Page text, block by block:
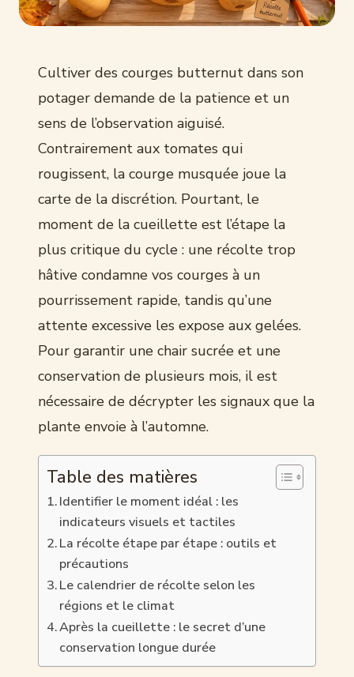
Cultiver des courges butternut dans son
potager demande de la patience et un
sens de l’observation aiguisé.
Contrairement aux tomates qui
rougissent, la courge musquée joue la
carte de la discrétion. Pourtant, le
moment de la cueillette est l’étape la
plus critique du cycle : une récolte trop
hâtive condamne vos courges à un
pourrissement rapide, tandis qu’une
attente excessive les expose aux gelées.
Pour garantir une chair sucrée et une
conservation de plusieurs mois, il est
nécessaire de décrypter les signaux que la
plante envoie à l’automne.
Table des matières
Identifier le moment idéal : les
indicateurs visuels et tactiles
La récolte étape par étape : outils et
précautions
Le calendrier de récolte selon les
régions et le climat
Après la cueillette : le secret d’une
conservation longue durée